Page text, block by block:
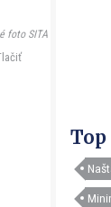
foto SITA